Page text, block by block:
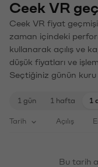
Ceek VR
Ceek VR fiyat
zaman içindeki
kullanarak açılış ve
düşük fiyatları ve
Seçtiğiniz günün
1 gün 1 hafta 1
Tarih Açılış
Bu tarih